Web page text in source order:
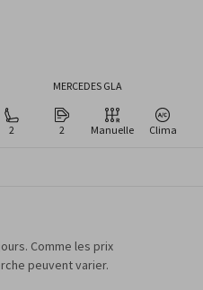
MERCEDES GLA
2 2 Manuelle Clima
Comme les prix
peuvent varier.